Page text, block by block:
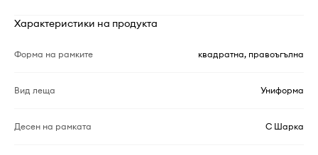
Характеристики на продукта
Форма на рамките квадратна, правоъгълна
Вид леща Униформа
Десен на рамката С Шарка